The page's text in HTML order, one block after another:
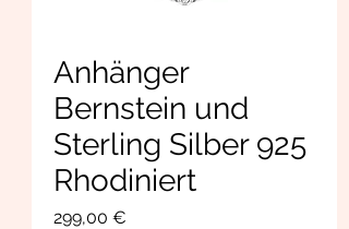
Anhänger
Bernstein und
Sterling Silber 925
Rhodiniert
299,00 €